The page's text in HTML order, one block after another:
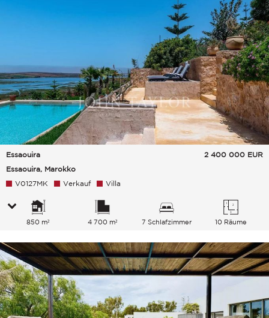
Essaouira
Essaouira, Marokko
2 400 000 EUR
V0127MK Verkauf Villa
850 m² 4 700 m² 7 Schlafzimmer 10 Räume